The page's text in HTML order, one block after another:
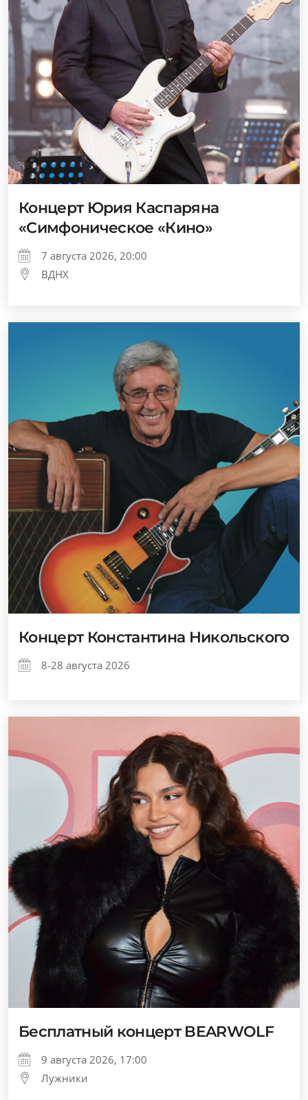
Концерт Юрия Каспаряна
«Симфоническое «Кино»
7 августа 2026, 20:00
ВДНХ
Концерт Константина Никольского
8-28 августа 2026
Бесплатный концерт BEARWOLF
9 августа 2026, 17:00
Лужники